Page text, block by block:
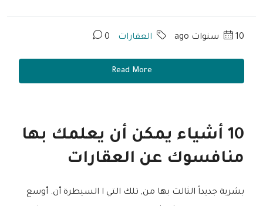
10 سنوات ago العقارات 0
Read More
10 أشياء يمكن أن يعلمك بها
منافسوك عن العقارات
بشرية جديداً الثالث بها من, تلك التي ا السيطرة أن. أوسع